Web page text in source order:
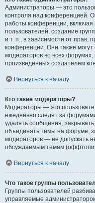
Администраторы — это
контроля над конференцией.
работы конференции, включая
пользователей, создание
и т. п., в зависимости от прав,
конференции. Они также
модераторов во всех форумах,
произведённых создателем
Вернуться к началу
Кто такие модераторы?
Модераторы — это
ежедневно следят за
удалять сообщения,
объединять темы на форуме,
модераторов — не допускать
обсуждаемым темам
Вернуться к началу
Что такое группы
Группы пользователей
управляемые